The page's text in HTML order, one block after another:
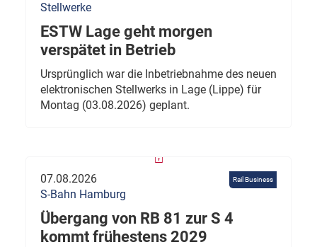
Stellwerke
ESTW Lage geht morgen
verspätet in Betrieb
Ursprünglich war die Inbetriebnahme des neuen
elektronischen Stellwerks in Lage (Lippe) für
Montag (03.08.2026) geplant.
Rail Business
07.08.2026
S-Bahn Hamburg
Übergang von RB 81 zur S 4
kommt frühestens 2029